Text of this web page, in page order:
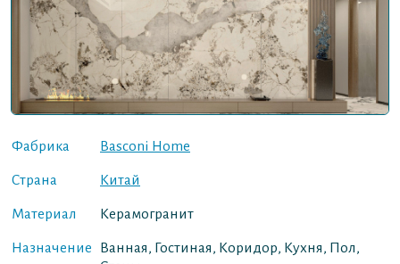
Фабрика Basconi Home
Страна Китай
Материал Керамогранит
Назначение
Ванная, Гостиная, Коридор, Кухня, Пол,